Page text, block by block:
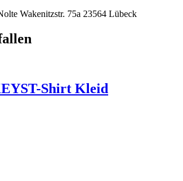
Wakenitzstr. 75a 23564 Lübeck
T-Shirt Kleid